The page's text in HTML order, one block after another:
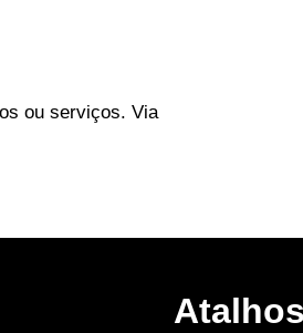
ou serviços. Via
Atalhos